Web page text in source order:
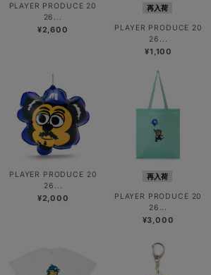
PLAYER PRODUCE 20
26...
¥2,600
再入荷
PLAYER PRODUCE 20
26...
¥1,100
PLAYER PRODUCE 20
26...
¥2,000
再入荷
PLAYER PRODUCE 20
26...
¥3,000